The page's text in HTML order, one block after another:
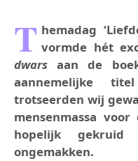
T hemadag
vormde hét
dwars aan de
aannemelijke
trotseerden wij
mensenmassa
hopelijk
ongemakken.